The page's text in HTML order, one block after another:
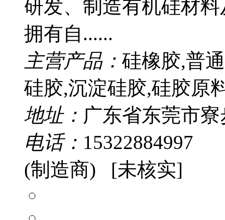
研发、制造有机硅材
拥有自......
主营产品： 硅橡胶,普
硅胶,沉淀硅胶,硅胶原
地址： 广东省东莞市
电话： 15322884997
(制造商) [未核实]